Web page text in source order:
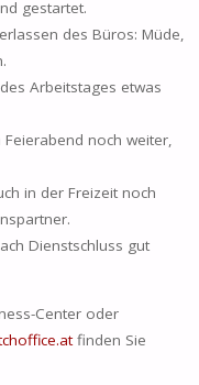
gestartet.
des Büros: Müde,
Arbeitstages etwas
noch weiter,
in der Freizeit noch
Dienstschluss gut
Center oder
finden Sie